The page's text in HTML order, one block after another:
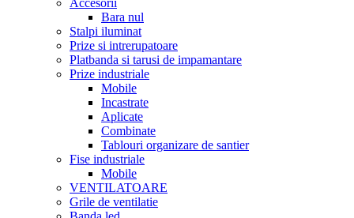
Accesorii
Bara nul
Stalpi iluminat
Prize si intrerupatoare
Platbanda si tarusi de impamantare
Prize industriale
Mobile
Incastrate
Aplicate
Combinate
Tablouri organizare de santier
Fise industriale
Mobile
VENTILATOARE
Grile de ventilatie